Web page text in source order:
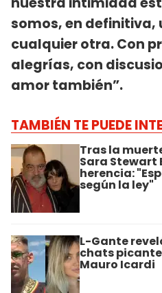
somos, en
cualquier otra. Con
alegrías, con
amor también”.
TAMBIÉN TE PUEDE
Tras la
Sara Stewart
herencia:
según la ley"
L-Gante
chats
Mauro Icardi